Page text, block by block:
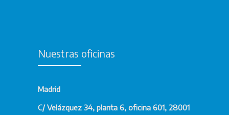
Nuestras oficinas
Madrid
C/ Velázquez 34, planta 6, oficina 601, 28001